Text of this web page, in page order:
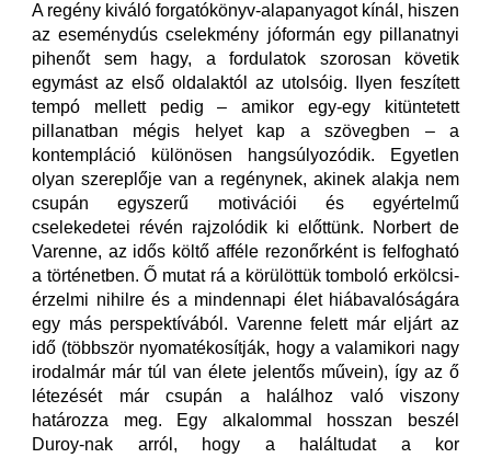
A regény kiváló forgatókönyv-alapanyagot kínál, hiszen
az eseménydús cselekmény jóformán egy pillanatnyi
pihenőt sem hagy, a fordulatok szorosan követik
egymást az első oldalaktól az utolsóig. Ilyen feszített
tempó mellett pedig – amikor egy-egy kitüntetett
pillanatban mégis helyet kap a szövegben – a
kontempláció különösen hangsúlyozódik. Egyetlen
olyan szereplője van a regénynek, akinek alakja nem
csupán egyszerű motivációi és egyértelmű
cselekedetei révén rajzolódik ki előttünk. Norbert de
Varenne, az idős költő afféle rezonőrként is felfogható
a történetben. Ő mutat rá a körülöttük tomboló erkölcsi-
érzelmi nihilre és a mindennapi élet hiábavalóságára
egy más perspektívából. Varenne felett már eljárt az
idő (többször nyomatékosítják, hogy a valamikori nagy
irodalmár már túl van élete jelentős művein), így az ő
létezését már csupán a halálhoz való viszony
határozza meg. Egy alkalommal hosszan beszél
Duroy-nak arról, hogy a haláltudat a kor